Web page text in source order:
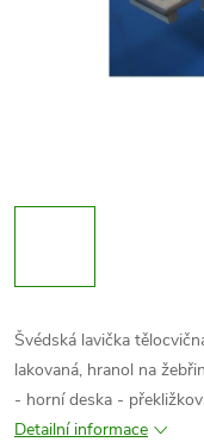
Švédská lavička
lakovaná, hranol na
- horní deska -
Detailní informace